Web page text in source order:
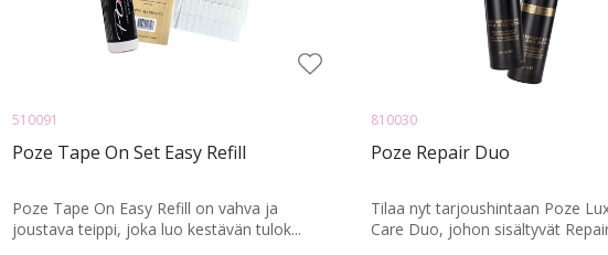
510091
Poze Tape On Set Easy Refill
Poze Tape On Easy Refill on vahva ja
joustava teippi, joka luo kestävän tulok...
810030
Poze Repair Duo
Tilaa nyt tarjoushintaan Poze
Care Duo, johon sisältyvät